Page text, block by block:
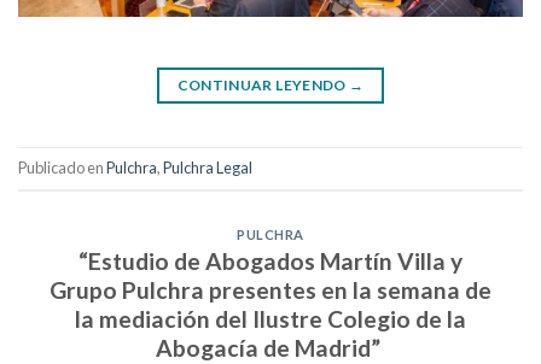
CONTINUAR LEYENDO →
Publicado enPulchra,Pulchra Legal
PULCHRA
“Estudio de Abogados Martín Villa y
Grupo Pulchra presentes en la semana de
la mediación del Ilustre Colegio de la
Abogacía de Madrid”